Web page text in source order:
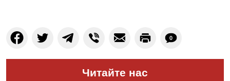
0
Читайте нас